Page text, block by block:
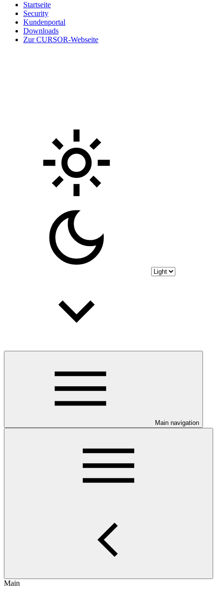
Startseite
Security
Kundenportal
Downloads
Zur CURSOR-Webseite
Main navigation
Main